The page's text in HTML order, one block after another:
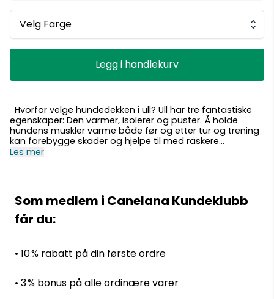
Velg Farge
Legg i handlekurv
egenskaper: Den varmer, isolerer og puster. Å holde
hundens muskler varme både før og etter tur og trening
kan forebygge skader og hjelpe til med raskere
restitusjon. Dermed trenger hundens kropp ikke bruke
med skader eller artroser, som ofte har dårligere
sirkulasjon og fryser lettere, vil spesielt dra nytte av et
ulldekken. Ingen liker å fryse! Ull bør være førstevalget for
enhver hund på kalde dager på vinteren eller fuktige
hundedekkenet ikke er vann- eller vindtett, tilbyr det
god bevegelighet, noe som gjør det ideelt både i bilen
på kalde dager og før eller etter trening og turer. Det er
Les mer
Som medlem i Canelana Kundeklubb
får du:
• 10 % rabatt på din første ordre
• 3 % bonus på alle ordinære varer